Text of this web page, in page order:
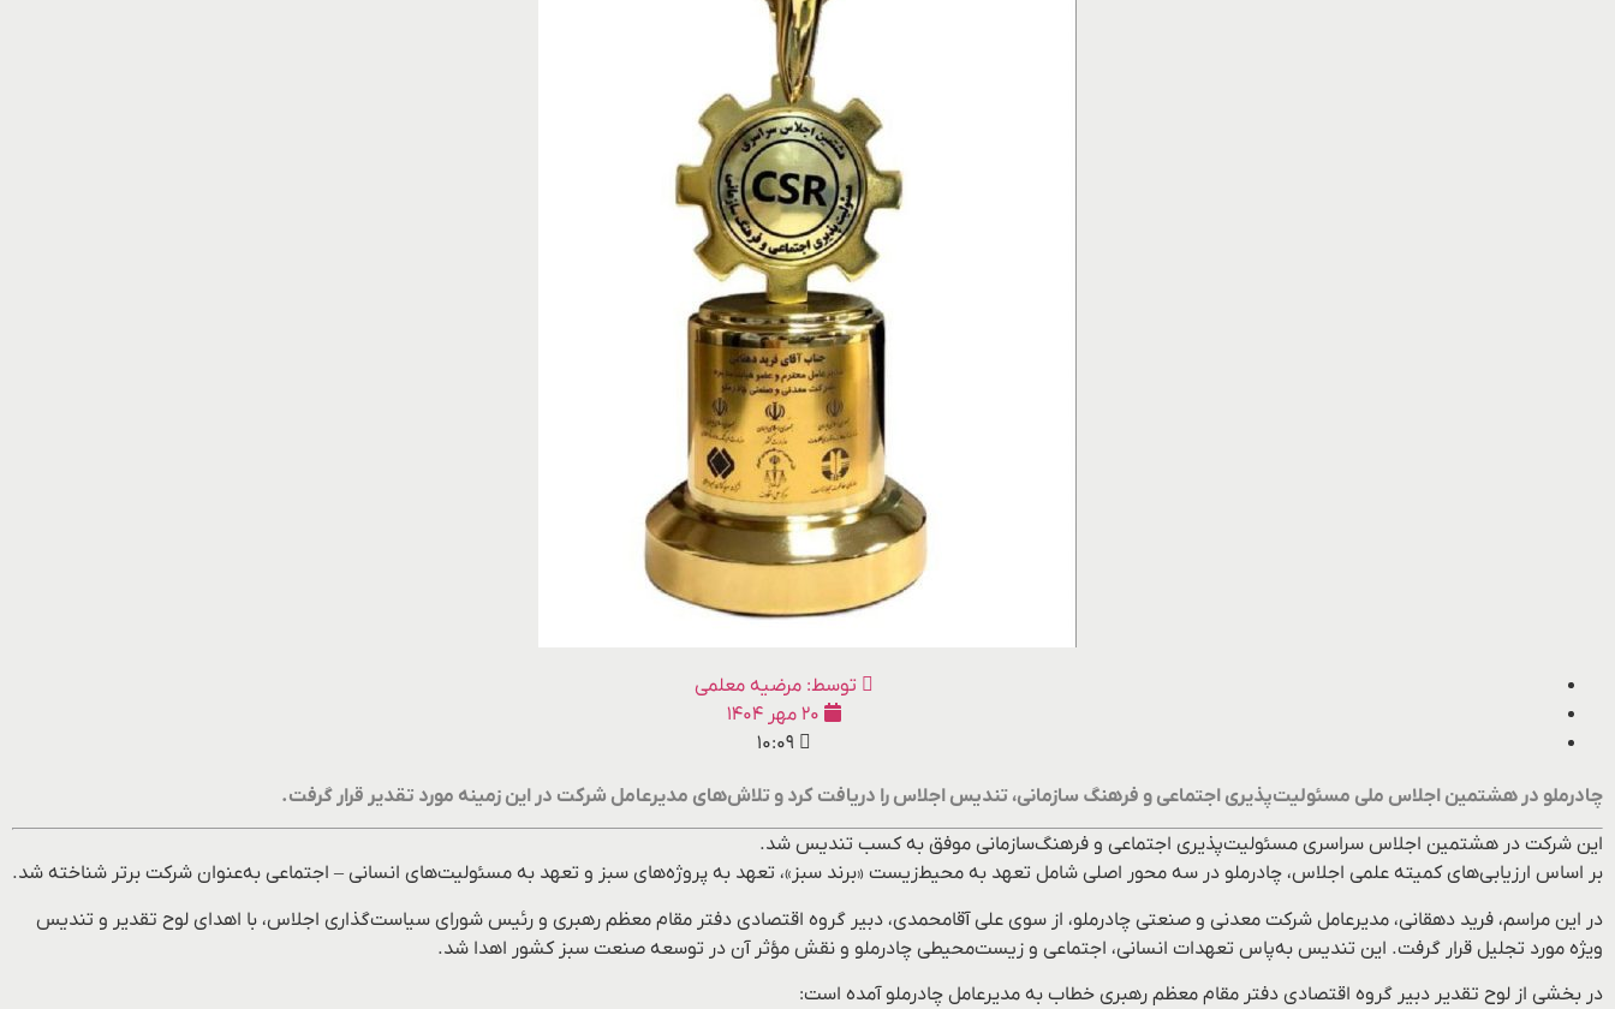
توسط: مرضیه معلمی
۲۰ مهر ۱۴۰۴
۱۰:۰۹
چادرملو در هشتمین اجلاس ملی مسئولیت‌پذیری اجتماعی و فرهنگ سازمانی، تندیس اجلاس را دریافت کرد و تلاش‌های مدیرعامل شرکت در این زمینه مورد تقدیر قرار گرفت.
این شرکت در هشتمین اجلاس سراسری مسئولیت‌پذیری اجتماعی و فرهنگ‌سازمانی موفق به کسب تندیس شد.
بر اساس ارزیابی‌های کمیته علمی اجلاس، چادرملو در سه محور اصلی شامل تعهد به محیط‌زیست «برند سبز»، تعهد به پروژه‌های سبز و تعهد به مسئولیت‌های انسانی – اجتماعی به‌عنوان شرکت برتر شناخته شد.
در این مراسم، فرید دهقانی، مدیرعامل شرکت معدنی و صنعتی چادرملو، از سوی علی آقامحمدی، دبیر گروه اقتصادی دفتر مقام معظم رهبری و رئیس شورای سیاست‌گذاری اجلاس، با اهدای لوح تقدیر و تندیس
ویژه مورد تجلیل قرار گرفت. این تندیس به‌پاس تعهدات انسانی، اجتماعی و زیست‌محیطی چادرملو و نقش مؤثر آن در توسعه صنعت سبز کشور اهدا شد.
در بخشی از لوح تقدیر دبیر گروه اقتصادی دفتر مقام معظم رهبری خطاب به مدیرعامل چادرملو آمده است: